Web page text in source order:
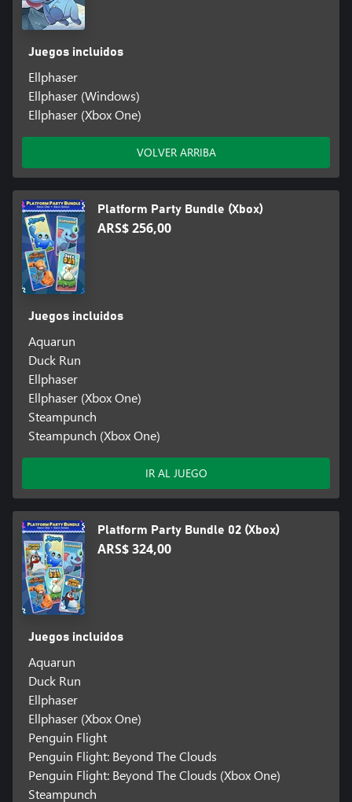
Juegos incluidos
Ellphaser
Ellphaser (Windows)
Ellphaser (Xbox One)
VOLVER ARRIBA
Platform Party Bundle (Xbox)
ARS$ 256,00
Juegos incluidos
Aquarun
Duck Run
Ellphaser
Ellphaser (Xbox One)
Steampunch
Steampunch (Xbox One)
IR AL JUEGO
Platform Party Bundle 02 (Xbox)
ARS$ 324,00
Juegos incluidos
Aquarun
Duck Run
Ellphaser
Ellphaser (Xbox One)
Penguin Flight
Penguin Flight: Beyond The Clouds
Penguin Flight: Beyond The Clouds (Xbox One)
Steampunch